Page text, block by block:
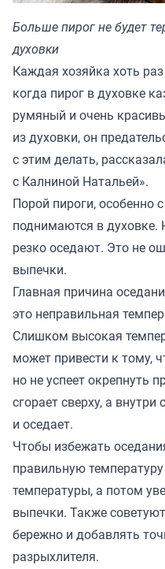
Больше пирог не будет
духовки
Каждая хозяйка хоть
когда пирог в духовке
румяный и очень
из духовки, он
с этим делать,
с Калниной Натальей».
Порой пироги, особенно
поднимаются в духовке.
резко оседают. Это не
выпечки.
Главная причина
это неправильная
Слишком высокая
может привести к тому,
но не успеет окрепнуть
сгорает сверху, а
и оседает.
Чтобы избежать
правильную
температуры, а потом
выпечки. Также
бережно и добавлять
разрыхлителя.